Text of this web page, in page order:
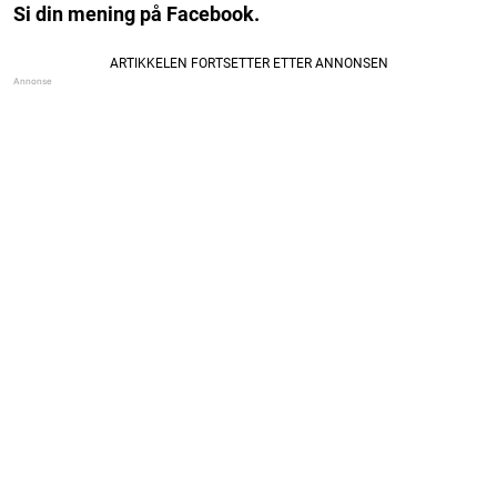
Si din mening på Facebook.